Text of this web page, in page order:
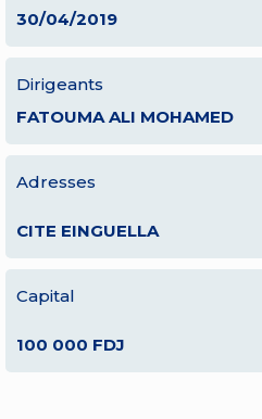
30/04/2019
Dirigeants
FATOUMA ALI MOHAMED
Adresses
CITE EINGUELLA
Capital
100 000 FDJ